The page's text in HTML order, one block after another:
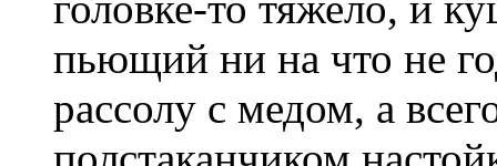
пьющий ни на что не
рассолу с медом, а